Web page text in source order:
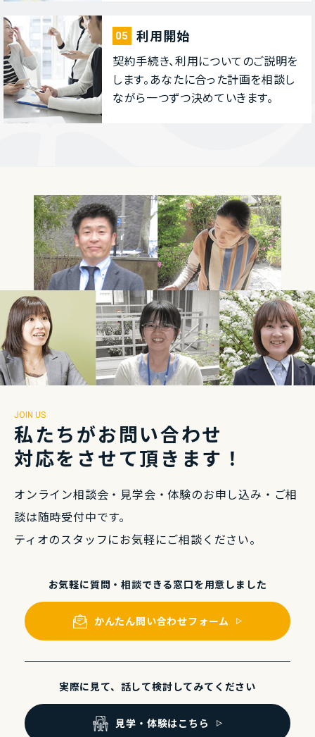
05 利⽤開始
契約⼿続き、利⽤についてのご説明を
します。あなたに合った計画を相談し
ながら⼀つずつ決めていきます。
JOIN US
私たちがお問い合わせ
対応をさせて頂きます！
オンライン相談会・⾒学会・体験のお申し込み・ ご相
談は随時受付中です。
ティオのスタッフにお気軽にご相談ください。
お気軽に質問・相談できる窓⼝を⽤意しました
かんたん問い合わせフォーム
実際に⾒て、話して検討してみてください
⾒学・体験はこちら